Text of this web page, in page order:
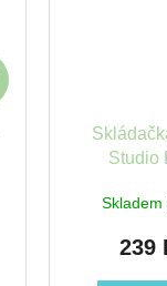
Studio
Skladem
239